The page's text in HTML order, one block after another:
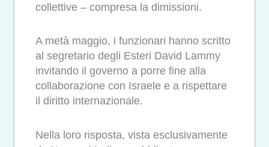
collettive – compresa la dimissioni.
A metà maggio, i funzionari hanno scritto
al segretario degli Esteri David Lammy
invitando il governo a porre fine alla
collaborazione con Israele e a rispettare
il diritto internazionale.
Nella loro risposta, vista esclusivamente